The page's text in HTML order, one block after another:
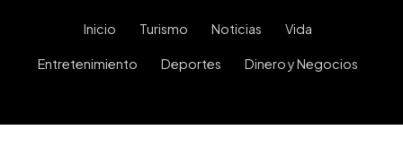
Inicio Turismo Noticias Vida
Entretenimiento Deportes Dinero y Negocios